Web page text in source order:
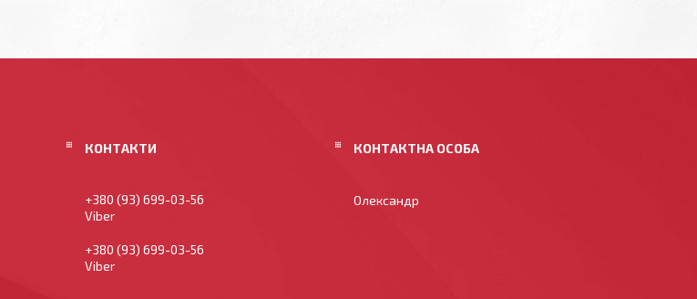
+380 (93) 699-03-56
Viber
+380 (93) 699-03-56
Viber
Олександр